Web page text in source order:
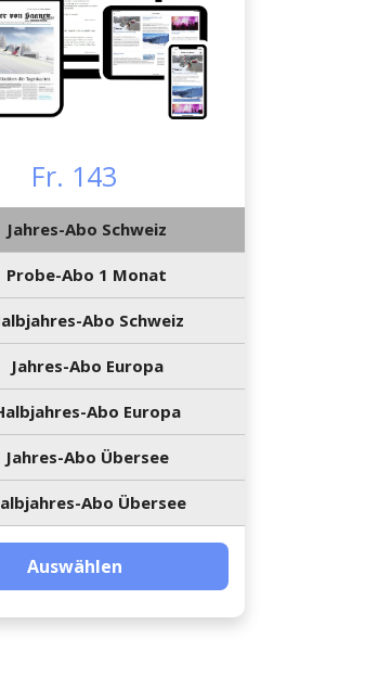
Fr. 143
Jahres-Abo Schweiz
Probe-Abo 1 Monat
Abo Schweiz
Jahres-Abo Europa
Abo Europa
Jahres-Abo Übersee
Abo Übersee
Auswählen